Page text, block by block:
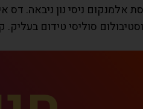
סת אלמנקום ניסי נון ניבאה. דס
וסטיבולום סוליסי טידום